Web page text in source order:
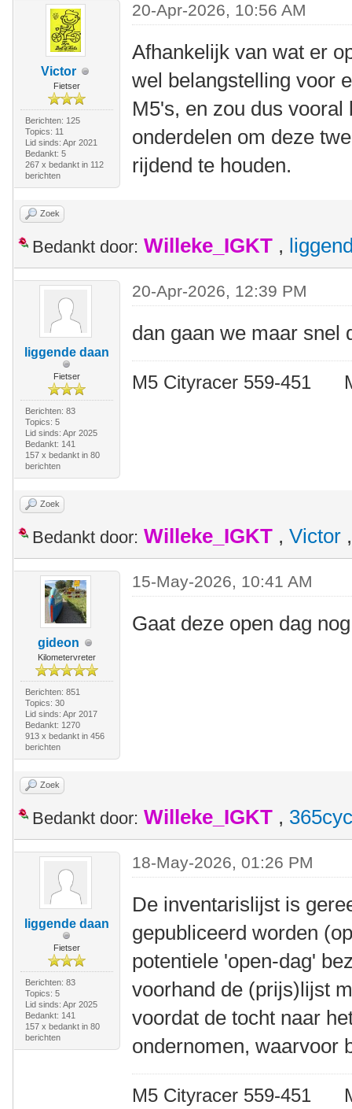
Victor
Fietser
Berichten: 125
Topics: 11
Lid sinds: Apr 2021
Bedankt: 5
267 x bedankt in 112
berichten
20-Apr-2026, 10:56 AM
Afhankelijk van wat er
wel belangstelling voor
M5's, en zou dus
onderdelen om deze
rijdend te houden.
Zoek
Bedankt door: Willeke_IGKT ,
liggende daan
Fietser
Berichten: 83
Topics: 5
Lid sinds: Apr 2025
Bedankt: 141
157 x bedankt in 80
berichten
20-Apr-2026, 12:39 PM
dan gaan we maar snel
M5 Cityracer 559-451
Zoek
Bedankt door: Willeke_IGKT , Victor
gideon
Kilometervreter
Berichten: 851
Topics: 30
Lid sinds: Apr 2017
Bedankt: 1270
913 x bedankt in 456
berichten
15-May-2026, 10:41 AM
Gaat deze open dag
Zoek
Bedankt door: Willeke_IGKT ,
liggende daan
Fietser
Berichten: 83
Topics: 5
Lid sinds: Apr 2025
Bedankt: 141
157 x bedankt in 80
berichten
18-May-2026, 01:26 PM
De inventarislijst is
gepubliceerd worden
potentiele 'open-dag'
voorhand de (prijs)lijst
voordat de tocht naar
ondernomen, waarvoor
M5 Cityracer 559-451